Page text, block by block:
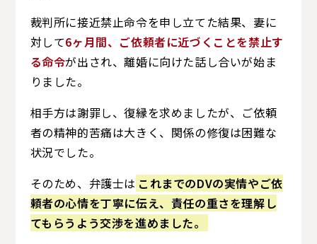
裁判所に接近禁止命令を申し立てた結果、妻に
対して6ヶ月間、ご依頼者に近づくことを禁止す
る命令が出され、離婚に向けた話し合いが始ま
りました。
相手方は謝罪し、復縁を求めましたが、ご依頼
者の精神的苦痛は大きく、関係の修復は困難な
状況でした。
そのため、弁護士は これまでのDVの実情やご依
頼者の心情を丁寧に伝え、責任の重さを理解し
てもらうよう交渉を進めました。